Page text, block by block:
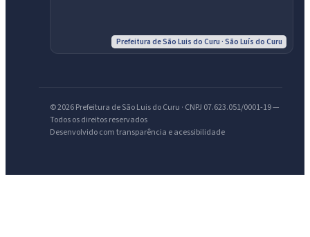
Prefeitura de São Luis do Curu · São Luís do Curu
© 2026 Prefeitura de São Luis do Curu · CNPJ 07.623.051/0001-19 —
Todos os direitos reservados
Desenvolvido com transparência e acessibilidade
IntGest AI
Olá. Pergunte sobre serviços, notícias, legislação, Diário Oficial,
licitações, estrutura ou transparência do município.